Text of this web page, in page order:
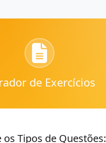
de Exercícios
os Tipos de Questões: